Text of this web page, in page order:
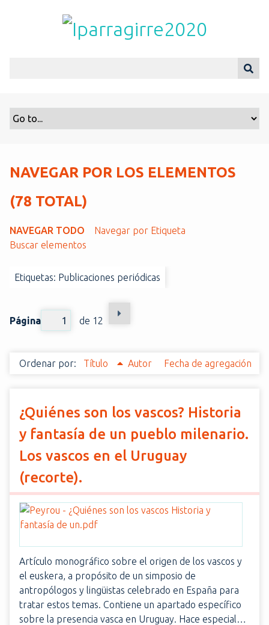
NAVEGAR POR LOS ELEMENTOS
(78 TOTAL)
NAVEGAR TODO
Navegar por Etiqueta
Buscar elementos
Etiquetas: Publicaciones periódicas
Página de 12
Ordenar por: Título Autor Fecha de agregación
¿Quiénes son los vascos? Historia
y fantasía de un pueblo milenario.
Los vascos en el Uruguay
(recorte).
Artículo monográfico sobre el origen de los vascos y
el euskera, a propósito de un simposio de
antropólogos y lingüistas celebrado en España para
tratar estos temas. Contiene un apartado específico
sobre la presencia vasca en Uruguay. Hace especial…